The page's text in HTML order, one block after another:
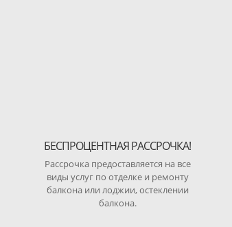
БЕСПРОЦЕНТНАЯ РАССРОЧКА!
Рассрочка предоставляется на все
виды услуг по отделке и ремонту
балкона или лоджии, остеклении
балкона.